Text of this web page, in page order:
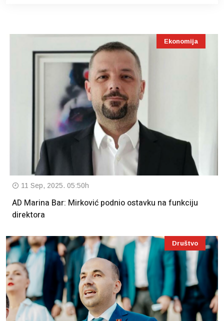
Ekonomija
11 Sep, 2025. 05:50h
AD Marina Bar: Mirković podnio ostavku na funkciju
direktora
Društvo